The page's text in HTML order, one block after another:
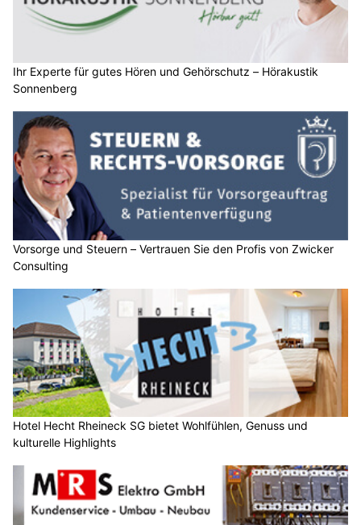
Ihr Experte für gutes Hören und Gehörschutz – Hörakustik
Sonnenberg
Vorsorge und Steuern – Vertrauen Sie den Profis von Zwicker
Consulting
Hotel Hecht Rheineck SG bietet Wohlfühlen, Genuss und
kulturelle Highlights